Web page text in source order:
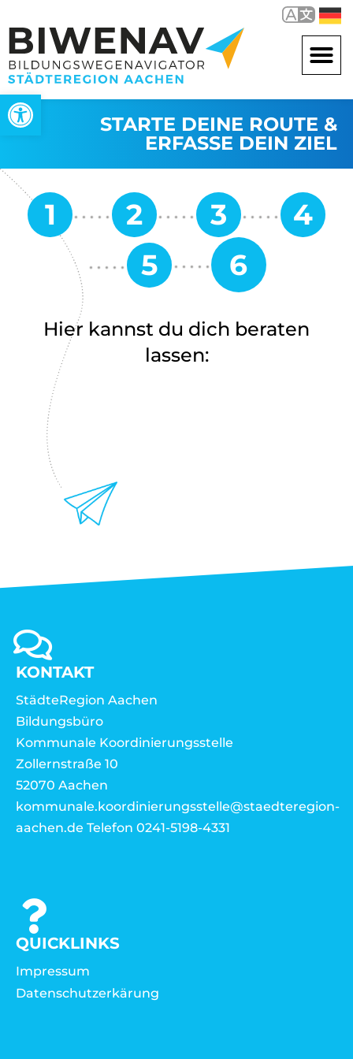
Werkzeugleiste öffnen
STARTE DEINE ROUTE &
ERFASSE DEIN ZIEL
Hier kannst du dich beraten
lassen:
KONTAKT
StädteRegion Aachen
Bildungsbüro
Kommunale Koordinierungsstelle
Zollernstraße 10
52070 Aachen
kommunale.koordinierungsstelle@staedteregion-
aachen.de Telefon 0241-5198-4331
QUICKLINKS
Impressum
Datenschutzerkärung